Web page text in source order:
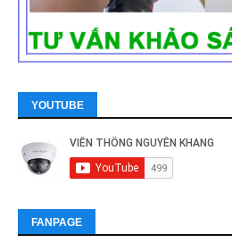
YOUTUBE
FANPAGE